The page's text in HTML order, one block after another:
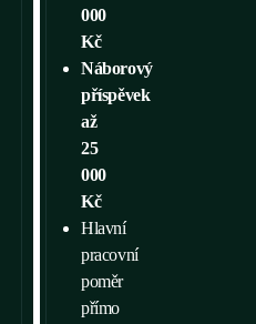
000
Kč
Náborový
příspěvek
až
25
000
Kč
Hlavní
pracovní
poměr
přímo